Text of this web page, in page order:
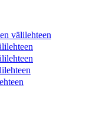
välilehteen